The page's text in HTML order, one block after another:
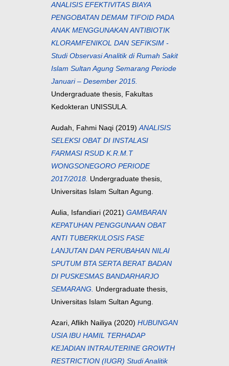
ANALISIS EFEKTIVITAS BIAYA
PENGOBATAN DEMAM TIFOID PADA
ANAK MENGGUNAKAN ANTIBIOTIK
KLORAMFENIKOL DAN SEFIKSIM -
Studi Observasi Analitik di Rumah Sakit
Islam Sultan Agung Semarang Periode
Januari – Desember 2015.
Undergraduate thesis, Fakultas
Kedokteran UNISSULA.
Audah, Fahmi Naqi (2019)ANALISIS
SELEKSI OBAT DI INSTALASI
FARMASI RSUD K.R.M.T
WONGSONEGORO PERIODE
2017/2018. Undergraduate thesis,
Universitas Islam Sultan Agung.
Aulia, Isfandiari (2021) GAMBARAN
KEPATUHAN PENGGUNAAN OBAT
ANTI TUBERKULOSIS FASE
LANJUTAN DAN PERUBAHAN NILAI
SPUTUM BTA SERTA BERAT BADAN
DI PUSKESMAS BANDARHARJO
SEMARANG. Undergraduate thesis,
Universitas Islam Sultan Agung.
Azari, Aflikh Nailiya (2020) HUBUNGAN
USIA IBU HAMIL TERHADAP
KEJADIAN INTRAUTERINE GROWTH
RESTRICTION (IUGR) Studi Analitik